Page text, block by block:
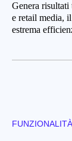
Genera
e retail media,
estrema
FUNZIONALITÀ